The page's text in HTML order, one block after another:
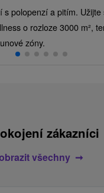
s polopenzí a pitím. Užijte
o rozloze 3000 m²,
zóny.
zákazníci
všechny